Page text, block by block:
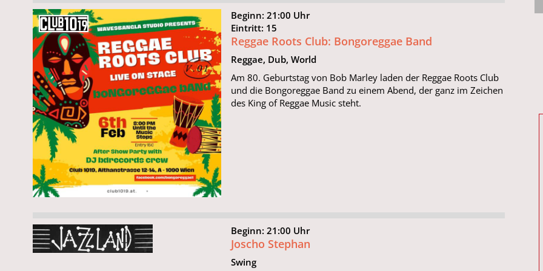
Beginn: 21:00 Uhr
Eintritt: 15
Reggae Roots Club: Bongoreggae Band
Reggae, Dub, World
Am 80. Geburtstag von Bob Marley laden der Reggae Roots Club
und die Bongoreggae Band zu einem Abend, der ganz im Zeichen
des King of Reggae Music steht.
Beginn: 21:00 Uhr
Joscho Stephan
Swing